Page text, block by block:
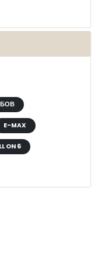
E-MAX
ON 6